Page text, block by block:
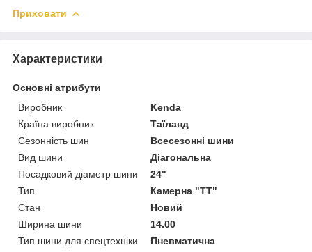
Приховати
Характеристики
Основні атрибути
Виробник
Kenda
Країна виробник
Таїланд
Сезонність шин
Всесезонні шини
Вид шини
Діагональна
Посадковий діаметр шини
24"
Тип
Камерна "TT"
Стан
Новий
Ширина шини
14.00
Тип шини для спецтехніки
Пневматична